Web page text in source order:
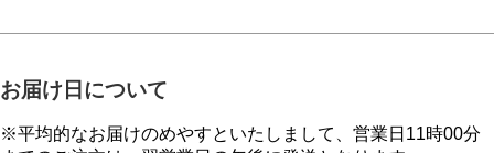
お届け日について
※平均的なお届けのめやすといたしまして、営業日11時00分